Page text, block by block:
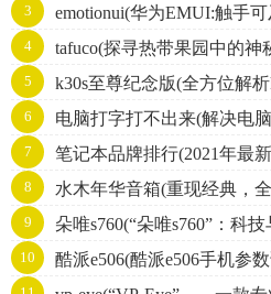
荐)
3 emotionui(华为EMUI:触手
4 tafuco(探寻热带果园中的神
5
k30s至尊纪念版(全方位解
计到性能评测全面呈现)
6 电脑打字打不出来(解决电
7
笔记本品牌排行(2021年最
你的选择是否与榜单一致？)
8
水木年华音箱(重现经典，
现震撼视听新境界！)
9 朵唯s760(“朵唯s760”：科
10 酷派e506(酷派e506手机参